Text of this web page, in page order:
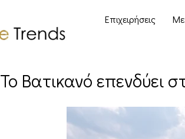
Επιχειρήσεις
Το Βατικανό επενδύει